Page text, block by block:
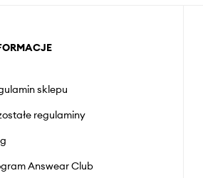
sklepu
regulaminy
Answear Club